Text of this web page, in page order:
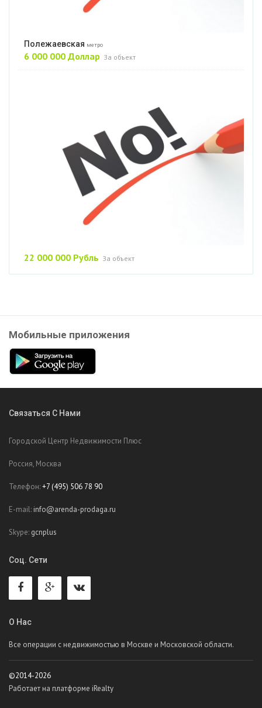
Полежаевская метро
6 000 000 Доллар За объект
22 000 000 Рубль За объект
Мобильные приложения
Связаться С Нами
Городской Центр Недвижимости Плюс
Россия, Москва
Телефон:+7 (495) 506 78 90
E-mail: info@arenda-prodaga.ru
Skype: gcnplus
Соц. Сети
О Нас
Все операции с недвижимостью в Москве и Московской области.
©2014-2026
Работает на платформе iRealty